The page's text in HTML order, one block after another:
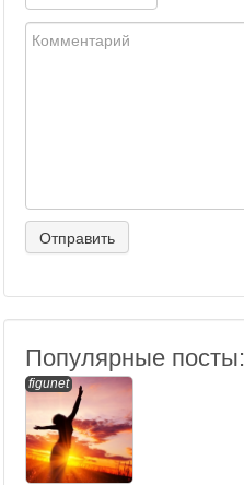
Популярные посты:
figunet